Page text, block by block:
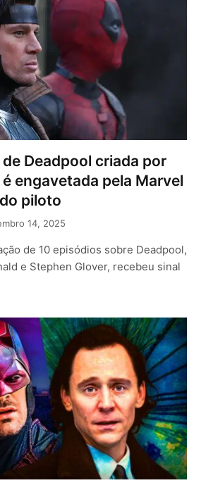
Deadpool criada por
engavetada pela Marvel
piloto
14, 2025
de 10 episódios sobre Deadpool,
e Stephen Glover, recebeu sinal